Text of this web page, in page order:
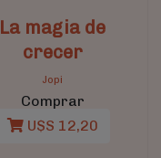
La magia de
crecer
Jopi
Comprar
U$S 12,20